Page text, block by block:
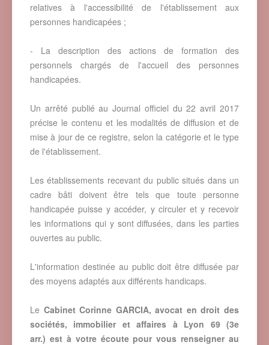
relatives à l'accessibilité de l'établissement aux
personnes handicapées ;
- La description des actions de formation des
personnels chargés de l'accueil des personnes
handicapées.
Un arrêté publié au Journal officiel du 22 avril 2017
précise le contenu et les modalités de diffusion et de
mise à jour de ce registre, selon la catégorie et le type
de l'établissement.
Les établissements recevant du public situés dans un
cadre bâti doivent être tels que toute personne
handicapée puisse y accéder, y circuler et y recevoir
les informations qui y sont diffusées, dans les parties
ouvertes au public.
L'information destinée au public doit être diffusée par
des moyens adaptés aux différents handicaps.
Le Cabinet Corinne GARCIA, avocat en droit des
sociétés, immobilier et affaires à Lyon 69 (3e
arr.) est à votre écoute pour vous renseigner au